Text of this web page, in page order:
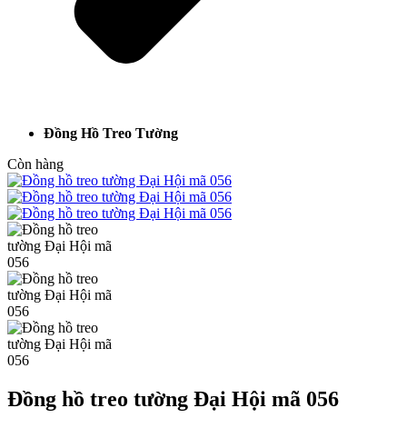
Đồng Hồ Treo Tường
Còn hàng
Đồng hồ treo tường Đại Hội mã 056